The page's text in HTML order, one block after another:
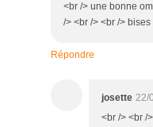
<br /> une bonne
/> <br /> <br />
Répondre
josette 22/
<br /> <br /